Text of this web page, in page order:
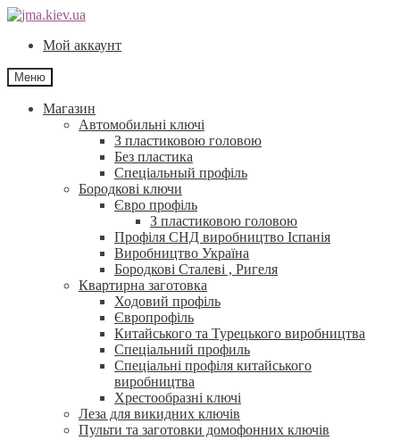
Перейти
навігації
Перейти
контентуМой аккаунт
Меню
Магазин
Автомобильні ключі
З пластиковою головою
Без пластика
Спеціальный профіль
Бородкові ключи
Євро профіль
З пластиковою головою
Профіля СНД виробництво Іспанія
Виробництво Україна
Бородкові Сталеві , Ригеля
Квартирна заготовка
Ходовий профіль
Європрофіль
Китайського та Турецького виробництва
Спеціальний профиль
Спеціальні профіля китайського
виробництва
Хрестообразні ключі
Леза для викидних ключів
Пульти та заготовки домофонних ключів